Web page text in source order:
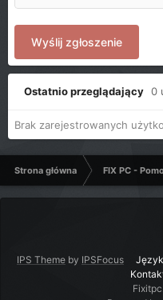
Wyślij zgłoszenie
Ostatnio przeglądający 0
Brak zarejestrowanych
Strona główna FIX PC -
IPS Theme by IPSFocus Język